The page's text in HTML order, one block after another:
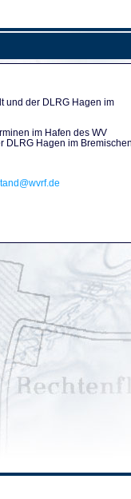
und der DLRG Hagen im
im Hafen des WV
DLRG Hagen im